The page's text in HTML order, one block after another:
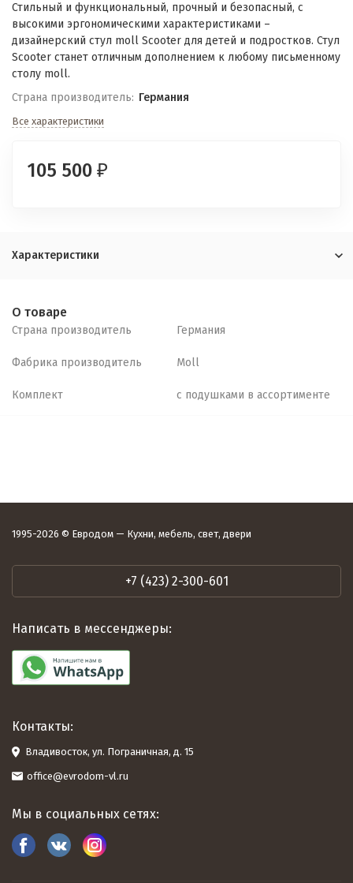
Стильный и функциональный, прочный и безопасный, с
высокими эргономическими характеристиками –
дизайнерский стул moll Scooter для детей и подростков. Стул
Scooter станет отличным дополнением к любому письменному
столу moll.
Страна производитель: Германия
Все характеристики
105 500 ₽
Характеристики
О товаре
Страна производитель Германия
Фабрика производитель Moll
Комплект c подушками в ассортименте
1995-2026 © Евродом — Кухни, мебель, свет, двери
+7 (423) 2-300-601
Написать в мессенджеры:
Контакты:
Владивосток, ул. Пограничная, д. 15
office@evrodom-vl.ru
Мы в социальных сетях: